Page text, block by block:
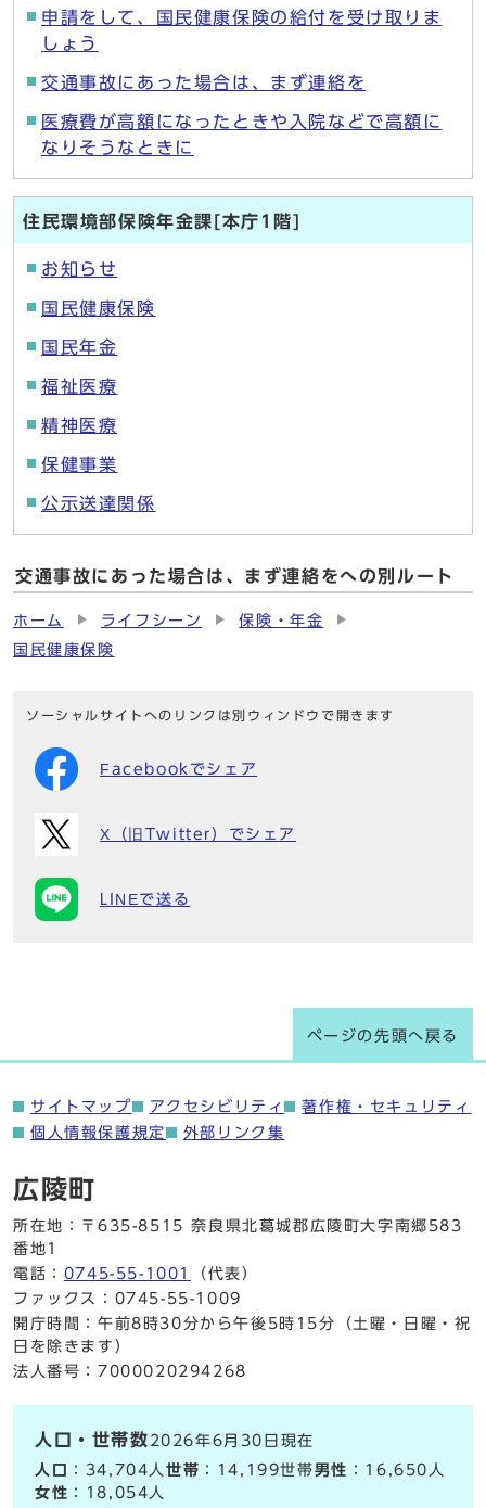
申請をして、国民健康保険の給付を受け取りま
しょう
交通事故にあった場合は、まず連絡を
医療費が高額になったときや入院などで高額に
なりそうなときに
住民環境部保険年金課[本庁1階]
お知らせ
国民健康保険
国民年金
福祉医療
精神医療
保健事業
公示送達関係
交通事故にあった場合は、まず連絡をへの別ルート
ホーム ライフシーン
保険・年金
国民健康保険
ソーシャルサイトへのリンクは別ウィンドウで開きます
Facebookでシェア
X（旧Twitter）でシェア
LINEで送る
ページの先頭へ戻る
サイトマップ アクセシビリティ
著作権・セキュリティ
個人情報保護規定
外部リンク集
広陵町
所在地：〒635-8515 奈良県北葛城郡広陵町大字南郷583
番地1
電話： 0745-55-1001
（代表）
ファックス：0745-55-1009
開庁時間：午前8時30分から午後5時15分（土曜・日曜・祝
日を除きます）
法人番号：7000020294268
人口・世帯数 2026年6月30日現在
人口
：34,704人世帯 ：14,199世帯男性 ：16,650人
女性 ：18,054人